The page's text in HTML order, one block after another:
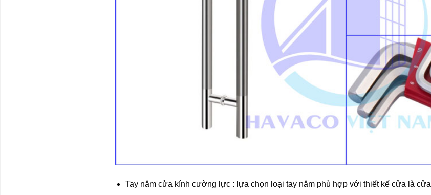
Tay nắm cửa kính cường lực : lựa chọn loại tay nắm phù hợp với thiết kế cửa là